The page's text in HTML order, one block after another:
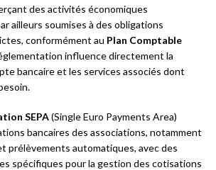
des activités économiques
ailleurs soumises à des obligations
conformément au Plan Comptable
influence directement la
bancaire et les services associés dont
SEPA(Single Euro Payments Area)
bancaires des associations, notamment
prélèvements automatiques, avec des
spécifiques pour la gestion des cotisations